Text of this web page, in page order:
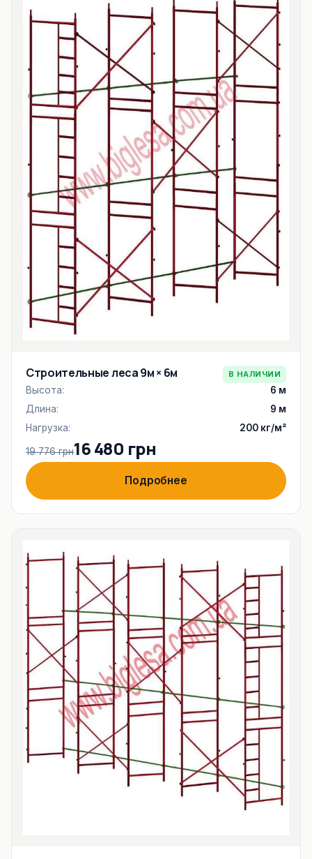
Строительные леса 9м × 6м В НАЛИЧИИ
Высота:
6 м
Длина:
9 м
Нагрузка:
200 кг/м²
19 776 грн16 480 грн
Подробнее